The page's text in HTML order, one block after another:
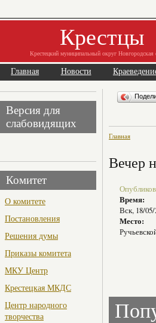
Крестцы
Крестецкий муниципальный округ Новгородская
Главная Новости
Версия для
слабовидящих
Комитет
О комитете
Постановления
Решения думы
Приказы комитета
МКУ Центр
Крестецкая МКДС
Центр народного
творчества
Главная
Вечер
Время:
Вск, 18/05/
Место: